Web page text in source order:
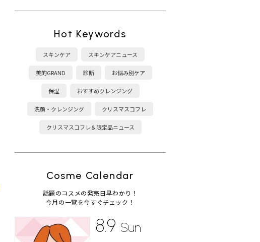
Hot Keywords
スキンケア スキンケアニュース
美的GRAND 診断 お悩み別ケア
保湿 おすすめクレンジング
洗顔・クレンジング クリスマスコフレ
クリスマスコフレ＆限定品ニュース
Cosme Calendar
話題のコスメの発売日早わかり！
今月の一覧を今すぐチェック！
8.9 Sun